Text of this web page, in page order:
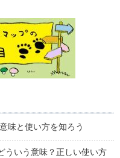
味と使い方を知ろう
ういう意味？正しい使い方